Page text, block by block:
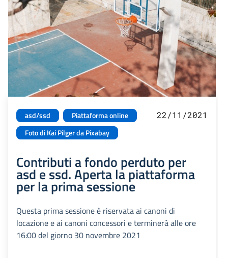
asd/ssd
Piattaforma online
Foto di Kai Pilger da Pixabay
22/11/2021
Contributi a fondo perduto per
asd e ssd. Aperta la piattaforma
per la prima sessione
Questa prima sessione è riservata ai canoni di
locazione e ai canoni concessori e terminerà alle ore
16:00 del giorno 30 novembre 2021